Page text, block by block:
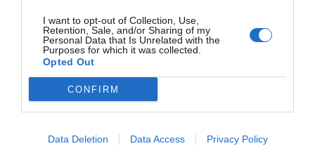
I want to opt-out of Collection, Use,
Retention, Sale, and/or Sharing of my
Personal Data that Is Unrelated with the
Purposes for which it was collected.
Opted Out
CONFIRM
Data Deletion Data Access Privacy Policy
Artículos anteriores
DIARIO DE LA CORRUPCIÓN SANCHISTA
Diario de la corrupción sanchista. Bolaños
se reunió en el año 2025 hasta seis veces
con Zapatero, mientras se desarrollaba la